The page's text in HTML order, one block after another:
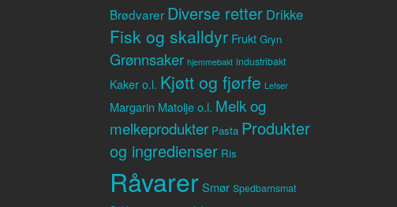
Brødvarer Diverse retter Drikke
Fisk og skalldyr Frukt Gryn
Grønnsaker hjemmebakt industribakt
Kaker o.l. Kjøtt og fjørfe Lefser
Margarin Matolje o.l. Melk og
melkeprodukter Pasta Produkter
og ingredienser Ris
Råvarer Smør Spedbarnsmat